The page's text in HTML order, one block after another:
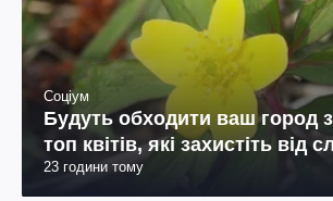
Соціум
Будуть обходити ваш город
топ квітів, які захистіть від
23 години тому